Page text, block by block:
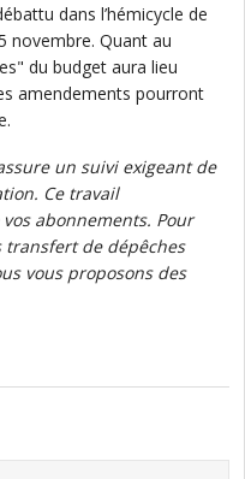
dans l’hémicycle de
novembre. Quant au
du budget aura lieu
amendements pourront
un suivi exigeant de
Ce travail
abonnements. Pour
transfert de dépêches
vous proposons des